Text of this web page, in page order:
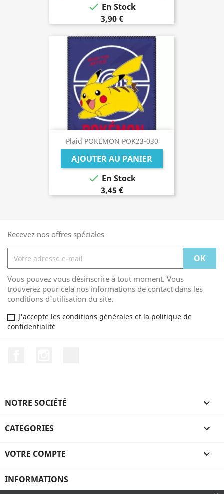
 En Stock
3,90 €
Plaid POKEMON POK23-030
AJOUTER AU PANIER
 En Stock
3,45 €
Recevez nos offres spéciales
Vous pouvez vous désinscrire à tout moment. Vous
trouverez pour cela nos informations de contact dans les
conditions d'utilisation du site.
J'accepte les conditions générales et la politique de
confidentialité
NOTRE SOCIÉTÉ 
CATEGORIES 
VOTRE COMPTE 
INFORMATIONS